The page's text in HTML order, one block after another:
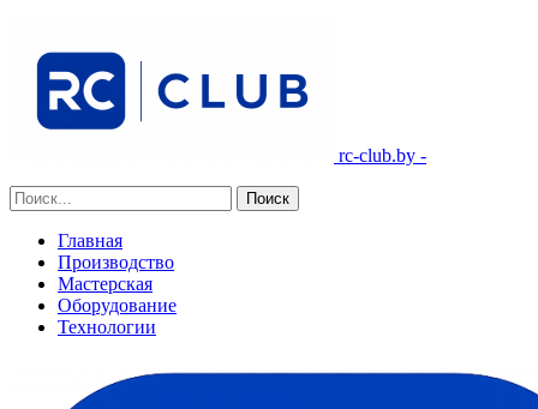
rc-club.by -
Главная
Производство
Мастерская
Оборудование
Технологии